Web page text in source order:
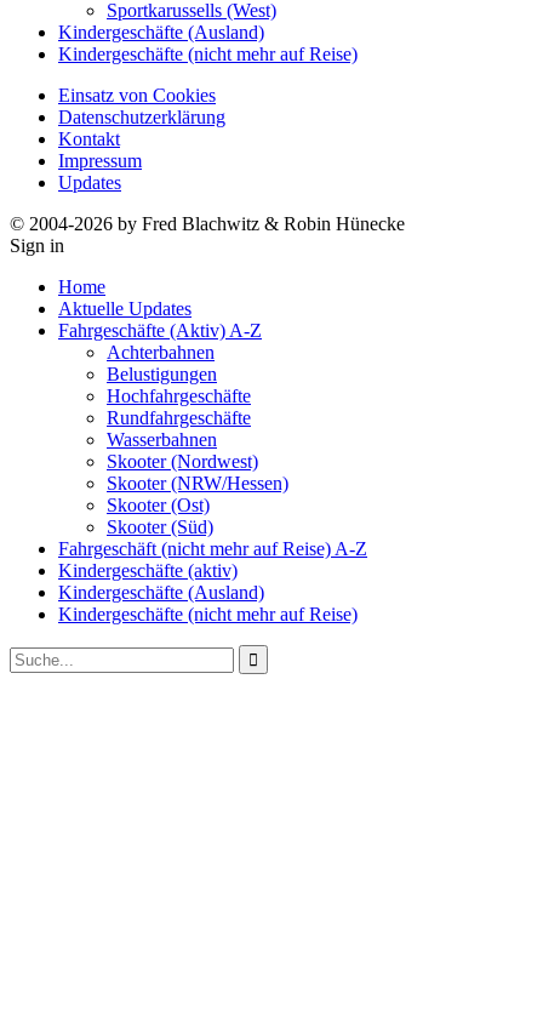
Sportkarussells (West)
Kindergeschäfte (Ausland)
Kindergeschäfte (nicht mehr auf Reise)
Einsatz von Cookies
Datenschutzerklärung
Kontakt
Impressum
Updates
© 2004-2026 by Fred Blachwitz & Robin Hünecke
Sign in
Home
Aktuelle Updates
Fahrgeschäfte (Aktiv) A-Z
Achterbahnen
Belustigungen
Hochfahrgeschäfte
Rundfahrgeschäfte
Wasserbahnen
Skooter (Nordwest)
Skooter (NRW/Hessen)
Skooter (Ost)
Skooter (Süd)
Fahrgeschäft (nicht mehr auf Reise) A-Z
Kindergeschäfte (aktiv)
Kindergeschäfte (Ausland)
Kindergeschäfte (nicht mehr auf Reise)